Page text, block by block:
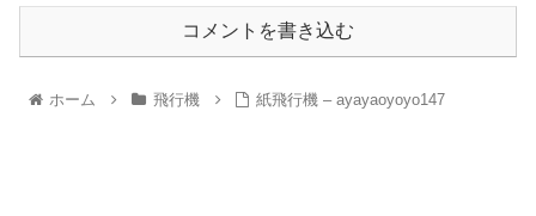
コメントを書き込む
ホーム 飛行機 紙飛行機 – ayayaoyoyo147